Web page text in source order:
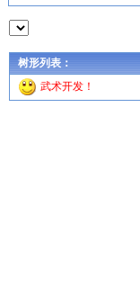
树形列表：
武术开发！